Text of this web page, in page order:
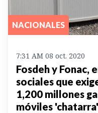
NACIONALES
7:31 AM 08 oct. 2020
Fosdeh y Fonac,
sociales que
1,200 millones
móviles 'chatarra'